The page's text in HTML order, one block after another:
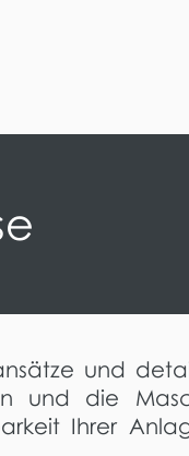
und
und die
Ihrer